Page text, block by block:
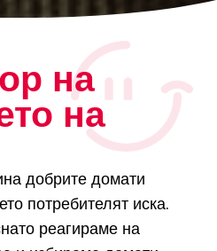
на
на
добрите домати
потребителят иска.
реагираме на